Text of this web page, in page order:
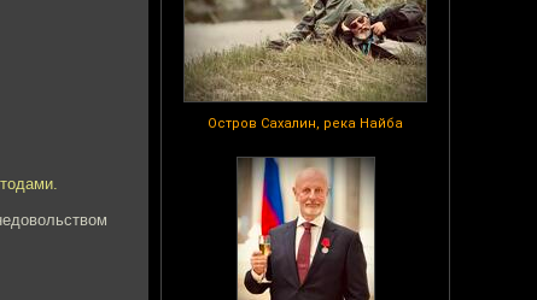
Остров Сахалин, река Найба